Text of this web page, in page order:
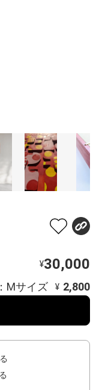
¥30,000
Mサイズ ¥ 2,800